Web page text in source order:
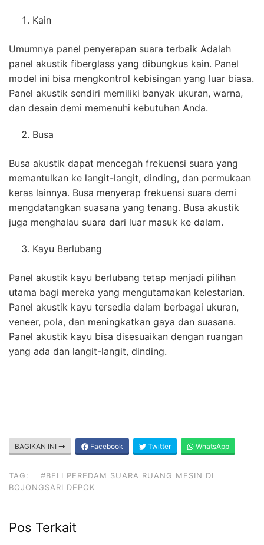
Kain
Umumnya panel penyerapan suara terbaik Adalah
panel akustik fiberglass yang dibungkus kain. Panel
model ini bisa mengkontrol kebisingan yang luar biasa.
Panel akustik sendiri memiliki banyak ukuran, warna,
dan desain demi memenuhi kebutuhan Anda.
Busa
Busa akustik dapat mencegah frekuensi suara yang
memantulkan ke langit-langit, dinding, dan permukaan
keras lainnya. Busa menyerap frekuensi suara demi
mengdatangkan suasana yang tenang. Busa akustik
juga menghalau suara dari luar masuk ke dalam.
Kayu Berlubang
Panel akustik kayu berlubang tetap menjadi pilihan
utama bagi mereka yang mengutamakan kelestarian.
Panel akustik kayu tersedia dalam berbagai ukuran,
veneer, pola, dan meningkatkan gaya dan suasana.
Panel akustik kayu bisa disesuaikan dengan ruangan
yang ada dan langit-langit, dinding.
BAGIKAN INI Facebook Twitter WhatsApp
TAG:
#BELI PEREDAM SUARA RUANG MESIN DI
BOJONGSARI DEPOK
Pos Terkait